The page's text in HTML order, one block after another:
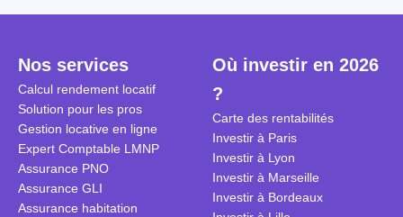
sont des meublés touristiques à
est-ce rentable ? Quels sont les
frais à prévoir ? Les différentes
conditions à remplir ?
idées
entendu)
encore ne
d’autres
Nos services
Calcul rendement locatif
Solution pour les pros
Gestion locative en ligne
Expert Comptable LMNP
Assurance PNO
Assurance GLI
Assurance habitation
Où investir en 2026
?
Carte des rentabilités
Investir à Paris
Investir à Lyon
Investir à Marseille
Investir à Bordeaux